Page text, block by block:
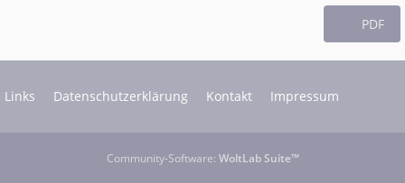
PDF
Links Datenschutzerklärung Kontakt Impressum
Community-Software: WoltLab Suite™